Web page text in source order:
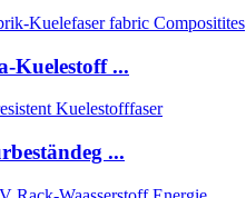
Kuelestoff ...
...